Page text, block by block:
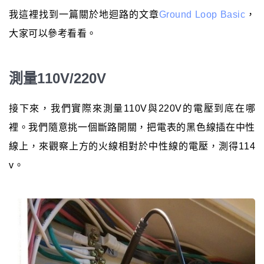
我這裡找到一篇關於地迴路的文章Ground Loop Basic ，
大家可以參考看看。
測量110V/220V
接下來，我們實際來測量110V與220V的電壓到底在哪
裡。我們隨意挑一個斷路開關，把電表的黑色線插在中性
線上，來觀察上方的火線相對於中性線的電壓，測得114
v。